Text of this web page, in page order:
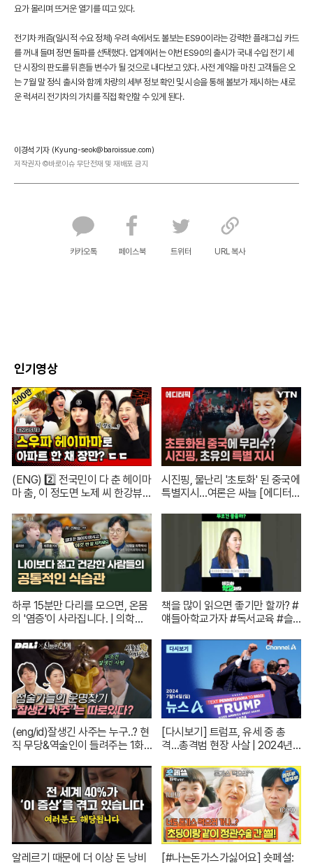
요가 몰리며 뜨거운 열기를 띠고 있다.
전기차 캐즘(일시적 수요 정체) 우려 속에서도 볼보는 ES90이라는 강력한 플래그십 카드
를 꺼내 들며 정면 돌파를 선택했다. 업계에서는 이번 ES90의 출시가 국내 수입 전기 세
단 시장의 판도를 뒤흔들 변수가 될 것으로 내다보고 있다. 사전 계약을 마친 고객들은 오
는 7월 말 정식 출시와 함께 차량의 세부 정보 확인 및 시승을 통해 볼보가 제시하는 새로
운 럭셔리 전기차의 가치를 직접 확인할 수 있게 된다.
이경석 기자 (Kyung-seok@baroissue.com)
저작권자 ©바로이슈 무단전재 및 재배포 금지
카카오톡 페이스북 트위터 URL 복사
인기영상
(ENG) 2️⃣ 전국민이 다 춘 헤이마
마 춤, 이 정도면 노제 씨 한강뷰
(순수한 궁금증) / [문명특급 EP.2
22-2]
시진핑, 물난리 '초토화' 된 중국에
특별지시…여론은 싸늘 [에디터
하루 15분만 다리를 모으면, 온몸
의 '염증'이 사라집니다. | 의학박
자 [백년의 아침 1화 FULL]
책을 많이 읽으면 좋기만 할까? #
얘들아학교가자 #독서교육 #슬
(eng/id)잘생긴 사주는 누구..? 현
직 무당&역술인이 들려주는 1화
01
[다시보기] 트럼프, 유세 중 총
격…총격범 현장 사살 | 2024년 7
알레르기 때문에 더 이상 돈 낭비 [#나는돈가스가싫어요] 숏페셜: